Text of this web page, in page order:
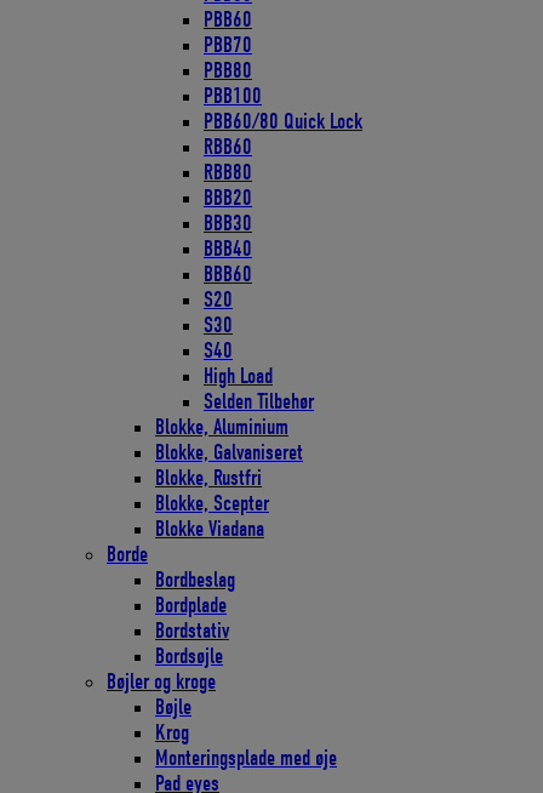
PBB60
PBB70
PBB80
PBB100
PBB60/80 Quick Lock
RBB60
RBB80
BBB20
BBB30
BBB40
BBB60
S20
S30
S40
High Load
Selden Tilbehør
Blokke, Aluminium
Blokke, Galvaniseret
Blokke, Rustfri
Blokke, Scepter
Blokke Viadana
Borde
Bordbeslag
Bordplade
Bordstativ
Bordsøjle
Bøjler og kroge
Bøjle
Krog
Monteringsplade med øje
Pad eyes